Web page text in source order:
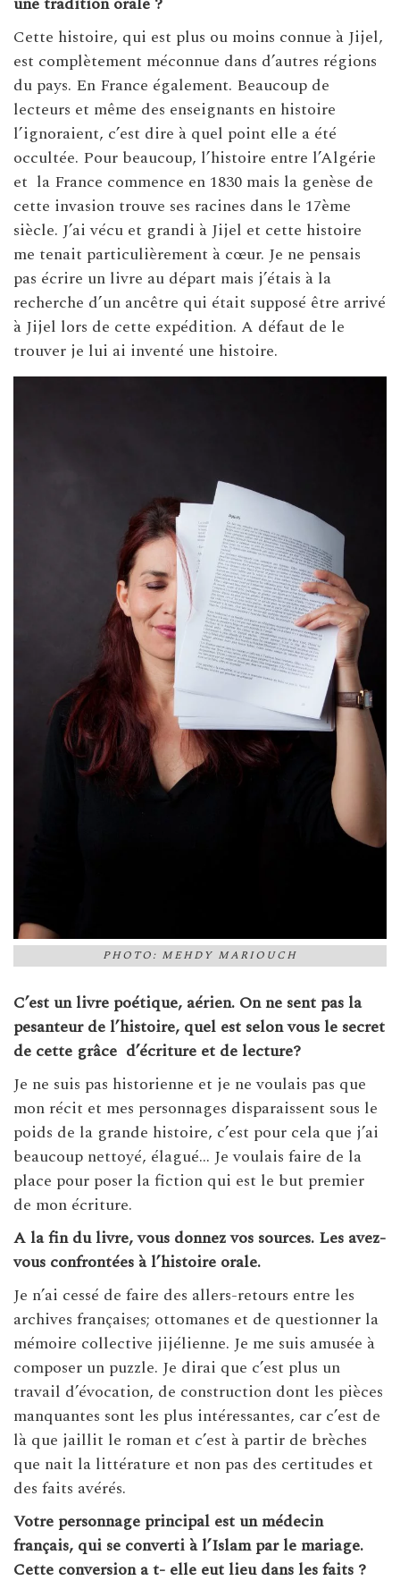
Cette histoire, qui est plus ou moins connue à Jijel,
est complètement méconnue dans d’autres régions
du pays. En France également. Beaucoup de
lecteurs et même des enseignants en histoire
l’ignoraient, c’est dire à quel point elle a été
occultée. Pour beaucoup, l’histoire entre l’Algérie
et la France commence en 1830 mais la genèse de
cette invasion trouve ses racines dans le 17ème
siècle. J’ai vécu et grandi à Jijel et cette histoire
me tenait particulièrement à cœur. Je ne pensais
pas écrire un livre au départ mais j’étais à la
recherche d’un ancêtre qui était supposé être arrivé
à Jijel lors de cette expédition. A défaut de le
trouver je lui ai inventé une histoire.
PHOTO: MEHDY MARIOUCH
C’est un livre poétique, aérien. On ne sent pas la
pesanteur de l’histoire, quel est selon vous le secret
de cette grâce d’écriture et de lecture?
Je ne suis pas historienne et je ne voulais pas que
mon récit et mes personnages disparaissent sous le
poids de la grande histoire, c’est pour cela que j’ai
beaucoup nettoyé, élagué… Je voulais faire de la
place pour poser la fiction qui est le but premier
de mon écriture.
A la fin du livre, vous donnez vos sources. Les avez-
vous confrontées à l’histoire orale.
Je n’ai cessé de faire des allers-retours entre les
archives françaises; ottomanes et de questionner la
mémoire collective jijélienne. Je me suis amusée à
composer un puzzle. Je dirai que c’est plus un
travail d’évocation, de construction dont les pièces
manquantes sont les plus intéressantes, car c’est de
là que jaillit le roman et c’est à partir de brèches
que nait la littérature et non pas des certitudes et
des faits avérés.
Votre personnage principal est un médecin
français, qui se converti à l’Islam par le mariage.
Cette conversion a t- elle eut lieu dans les faits ?